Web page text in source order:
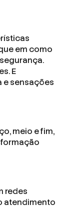
em como
E
e sensações
meio e fim,
redes
atendimento